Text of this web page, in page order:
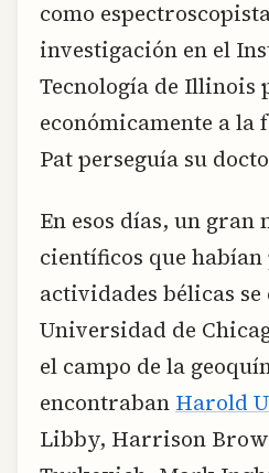
como
investigación en el
Tecnología de Illinois
económicamente a
Pat perseguía su
En esos días, un gran
científicos que
actividades bélicas
Universidad de
el campo de la
encontraban Harold
Libby, Harrison